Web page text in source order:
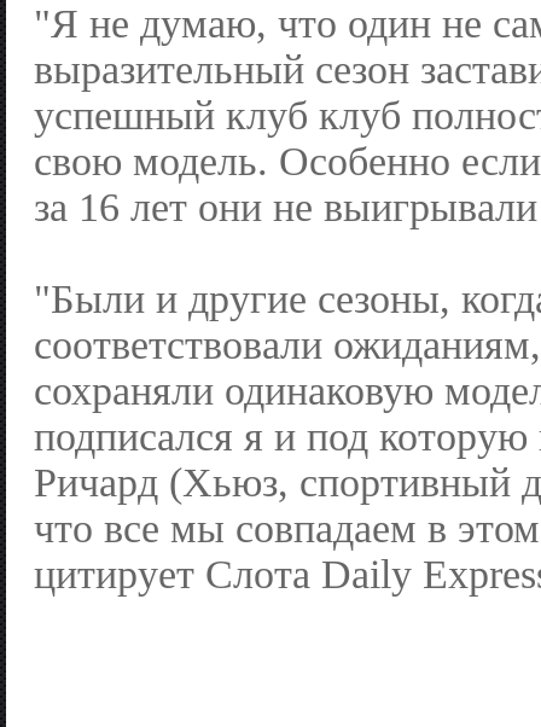
"Я не думаю, что один не
выразительный сезон
успешный клуб клуб
свою модель. Особенно
за 16 лет они не
"Были и другие сезоны,
соответствовали
сохраняли одинаковую
подписался я и под которую
Ричард (Хьюз, спортивный
что все мы совпадаем в
цитирует Слота Daily